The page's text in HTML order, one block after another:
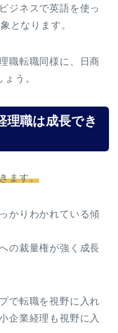
ジネスで英語を使っ
となります。
職転職同様に、日商
う。
理職は成長でき
ます。
かりわかれている傾
の裁量権が強く成長
で転職を視野に入れ
企業経理も視野に入